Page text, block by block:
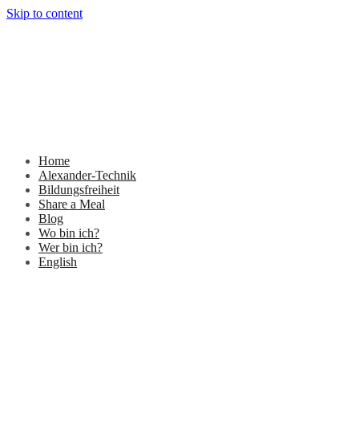
Skip to content
Home
Alexander-Technik
Bildungsfreiheit
Share a Meal
Blog
Wo bin ich?
Wer bin ich?
English